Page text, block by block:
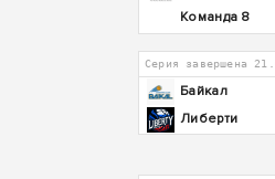
Команда 8
Серия завершена
Байкал
Либерти